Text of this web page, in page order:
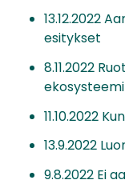
13.12.2022
esitykset
8.11.2022
11.10.2022
13.9.2022
9.8.2022 Ei